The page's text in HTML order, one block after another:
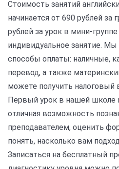
Стоимость занятий
начинается от 690 рублей за
рублей за урок в мини-
индивидуальное занятие.
способы оплаты: наличные,
перевод, а также
можете получить налоговый
Первый урок в нашей школе
отличная возможность
преподавателем, оценить
понять, насколько вам
Записаться на бесплатный